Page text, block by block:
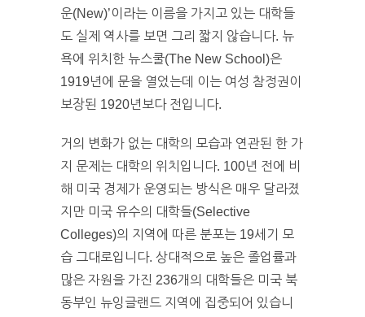
운(New)’이라는 이름을 가지고 있는 대학들
도 실제 역사를 보면 그리 짧지 않습니다. 뉴
욕에 위치한 뉴스쿨(The New School)은
1919년에 문을 열었는데 이는 여성 참정권이
보장된 1920년보다 전입니다.
거의 변화가 없는 대학의 모습과 연관된 한 가
지 문제는 대학의 위치입니다. 100년 전에 비
해 미국 경제가 운영되는 방식은 매우 달라졌
지만 미국 유수의 대학들(Selective
Colleges)의 지역에 따른 분포는 19세기 모
습 그대로입니다. 상대적으로 높은 졸업률과
많은 자원을 가진 236개의 대학들은 미국 북
동부인 뉴잉글랜드 지역에 집중되어 있습니